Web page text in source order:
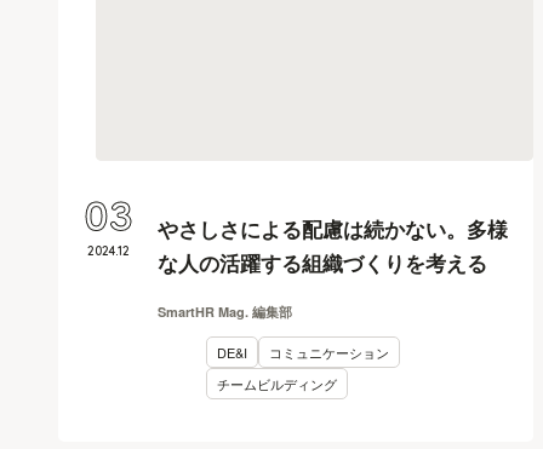
やさしさによる配慮は続かない。多様
な人の活躍する組織づくりを考える
SmartHR Mag. 編集部
DE&I
コミュニケーション
チームビルディング
2024.12
03